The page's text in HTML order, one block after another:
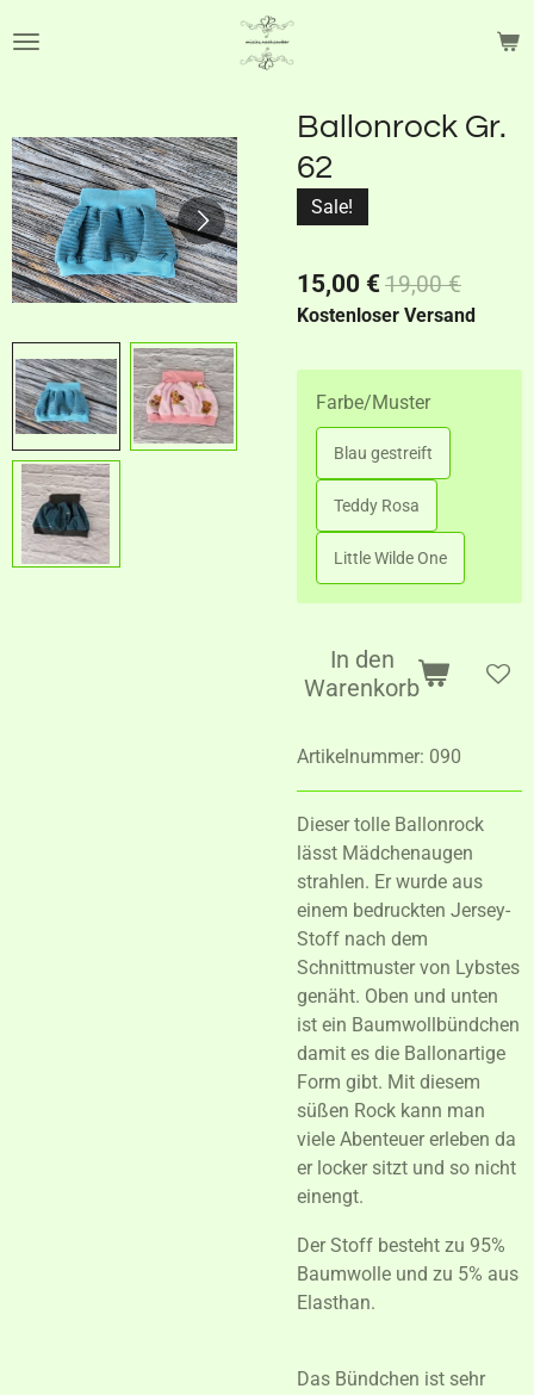
Hauptinhalt
Ballonrock Gr.
62
Sale!
15,00 €19,00 €
Kostenloser Versand
Farbe/Muster
Blau gestreift
Teddy Rosa
Little Wilde One
In den
Warenkorb
Artikelnummer: 090
Dieser tolle Ballonrock
lässt Mädchenaugen
strahlen. Er wurde aus
einem bedruckten Jersey-
Stoff nach dem
Schnittmuster von Lybstes
genäht. Oben und unten
ist ein Baumwollbündchen
damit es die Ballonartige
Form gibt. Mit diesem
süßen Rock kann man
viele Abenteuer erleben da
er locker sitzt und so nicht
einengt.
Der Stoff besteht zu 95%
Baumwolle und zu 5% aus
Elasthan.
Das Bündchen ist sehr